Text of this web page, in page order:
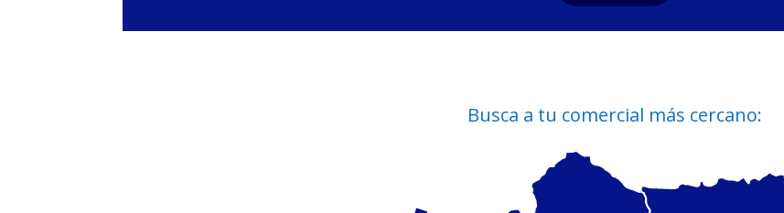
Busca a tu comercial más cercano: